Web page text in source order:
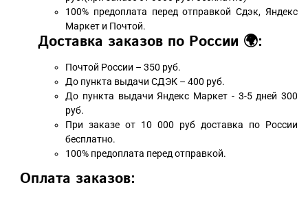
100% предоплата перед отправкой Сдэк, Яндекс
Маркет и Почтой.
Доставка заказов по России 🌍:
Почтой России – 350 руб.
До пункта выдачи СДЭК – 400 руб.
До пункта выдачи Яндекс Маркет - 3-5 дней 300
руб.
При заказе от 10 000 руб доставка по России
бесплатно.
100% предоплата перед отправкой.
Оплата заказов: